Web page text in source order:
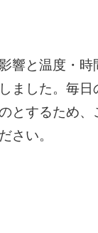
響と温度・時
ました。毎日
とするため、
さい。